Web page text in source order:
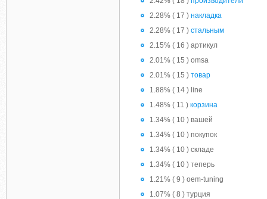
2.28% ( 17 ) накладка
2.28% ( 17 ) стальным
2.15% ( 16 ) артикул
2.01% ( 15 ) omsa
2.01% ( 15 ) товар
1.88% ( 14 ) line
1.48% ( 11 ) корзина
1.34% ( 10 ) вашей
1.34% ( 10 ) покупок
1.34% ( 10 ) складе
1.34% ( 10 ) теперь
1.21% ( 9 ) oem-tuning
1.07% ( 8 ) турция